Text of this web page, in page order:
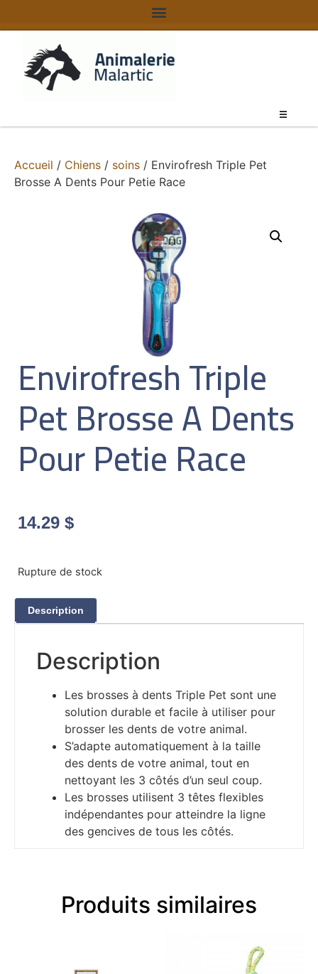
Accueil / Chiens / soins / Envirofresh Triple Pet
Brosse A Dents Pour Petie Race
Envirofresh Triple
Pet Brosse A Dents
Pour Petie Race
14.29 $
Rupture de stock
Description
Description
Les brosses à dents Triple Pet sont une
solution durable et facile à utiliser pour
brosser les dents de votre animal.
S’adapte automatiquement à la taille
des dents de votre animal, tout en
nettoyant les 3 côtés d’un seul coup.
Les brosses utilisent 3 têtes flexibles
indépendantes pour atteindre la ligne
des gencives de tous les côtés.
Produits similaires